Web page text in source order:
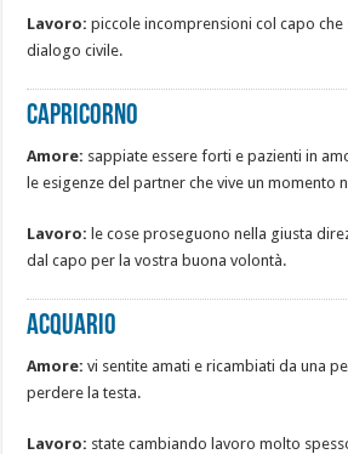
Lavoro:piccole incomprensioni col capo che
dialogo civile.
Capricorno
Amore: sappiate essere forti e pazienti in
le esigenze del partner che vive un momento
Lavoro: le cose proseguono nella giusta
dal capo per la vostra buona volontà.
Acquario
Amore: vi sentite amati e ricambiati da una
perdere la testa.
Lavoro: state cambiando lavoro molto